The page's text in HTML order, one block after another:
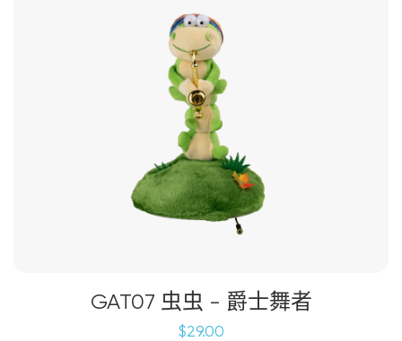
GAT07 虫虫 - 爵士舞者
$29.00